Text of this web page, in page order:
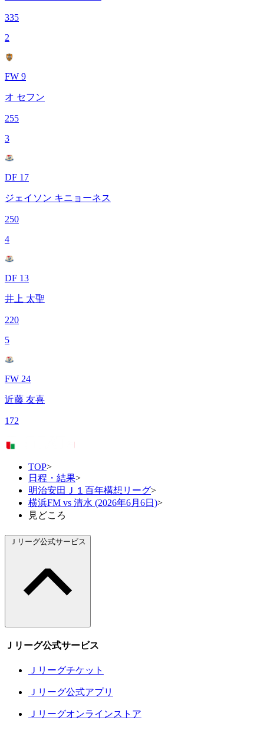
335
2
FW 9
オ セフン
255
3
DF 17
ジェイソン キニョーネス
250
4
DF 13
井上 太聖
220
5
FW 24
近藤 友喜
172
TOP>
日程・結果>
明治安田Ｊ１百年構想リーグ>
横浜FM vs 清水 (2026年6月6日)>
見どころ
Ｊリーグ公式サービス
Ｊリーグ公式サービス
Ｊリーグチケット
Ｊリーグ公式アプリ
Ｊリーグオンラインストア